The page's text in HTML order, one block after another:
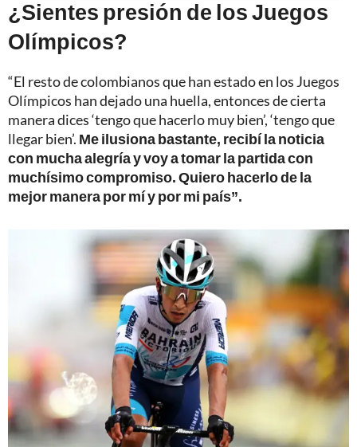
¿Sientes presión de los Juegos
Olímpicos?
“El resto de colombianos que han estado en los Juegos
Olímpicos han dejado una huella, entonces de cierta
manera dices ‘tengo que hacerlo muy bien’, ‘tengo que
llegar bien’. Me ilusiona bastante, recibí la noticia
con mucha alegría y voy a tomar la partida con
muchísimo compromiso. Quiero hacerlo de la
mejor manera por mí y por mi país”.